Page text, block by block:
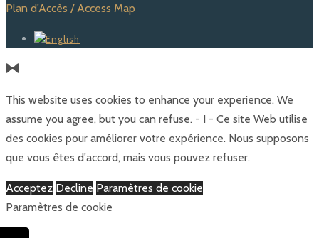
Plan d'Accès / Access Map
This website uses cookies to enhance your experience. We
assume you agree, but you can refuse. - I - Ce site Web utilise
des cookies pour améliorer votre expérience. Nous supposons
que vous êtes d'accord, mais vous pouvez refuser.
Acceptez Decline Paramètres de cookie
Paramètres de cookie